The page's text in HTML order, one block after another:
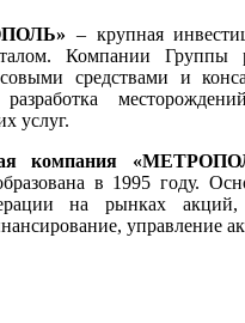
– крупная
Компании Группы
средствами и
услуг.
компания
в 1995 году.
на рынках
управление